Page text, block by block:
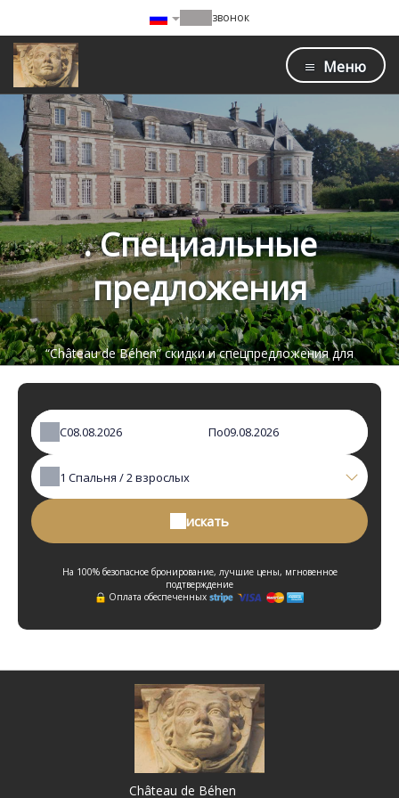
звонок
Меню
. Специальные
предложения
“Château de Béhen” скидки и спецпредложения для
незабываемого отдыха рядом с: BEHEN
С По
1 Спальня /2взрослых
искать
На 100% безопасное бронирование, лучшие цены, мгновенное
подтверждение
Оплата обеспеченных
Château de Béhen